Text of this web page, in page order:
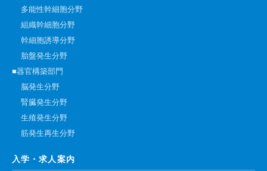
多能性幹細胞分野
組織幹細胞分野
幹細胞誘導分野
胎盤発生分野
■器官構築部門
脳発生分野
腎臓発生分野
生殖発生分野
筋発生再生分野
入学・求人案内